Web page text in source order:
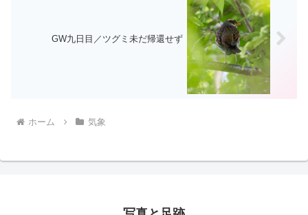
GW九日目／ツグミ未だ帰還せず
ホーム 気象